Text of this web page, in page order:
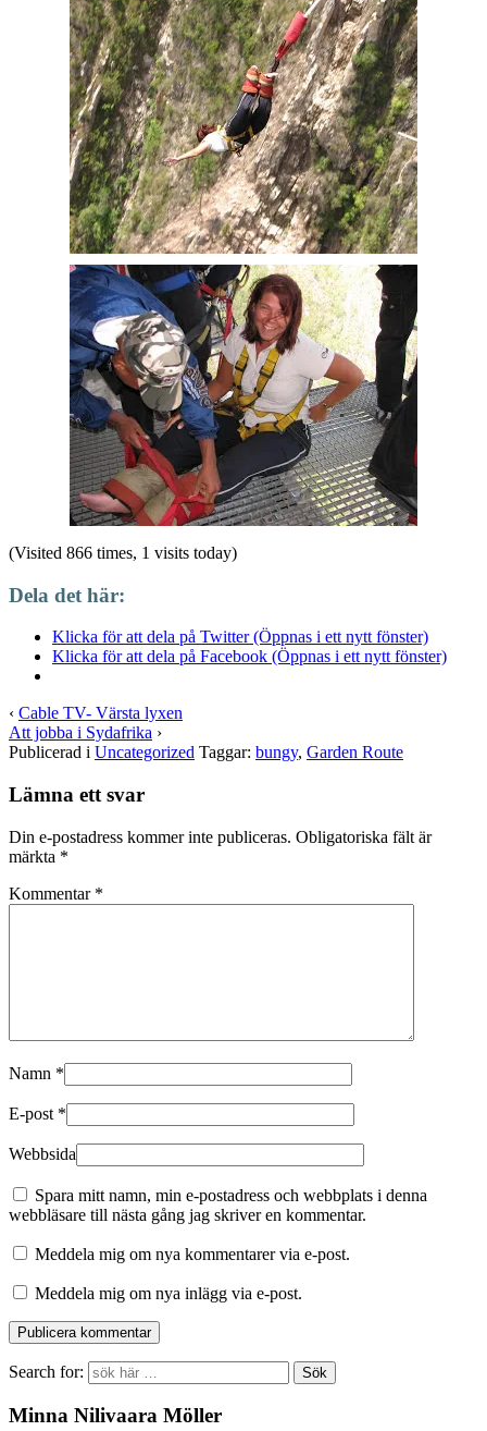
(Visited 866 times, 1 visits today)
Dela det här:
Klicka för att dela på Twitter (Öppnas i ett nytt fönster)
Klicka för att dela på Facebook (Öppnas i ett nytt fönster)
‹ Cable TV- Värsta lyxen
Att jobba i Sydafrika ›
Publicerad i Uncategorized Taggar: bungy, Garden Route
Lämna ett svar
Din e-postadress kommer inte publiceras. Obligatoriska fält är
märkta *
Kommentar *
Namn *
E-post *
Webbsida
Spara mitt namn, min e-postadress och webbplats i denna
webbläsare till nästa gång jag skriver en kommentar.
Meddela mig om nya kommentarer via e-post.
Meddela mig om nya inlägg via e-post.
Search for:
Minna Nilivaara Möller